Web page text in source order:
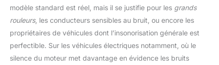
modèle standard est réel, mais il se justifie pour les grands
rouleurs, les conducteurs sensibles au bruit, ou encore les
propriétaires de véhicules dont l’insonorisation générale est
perfectible. Sur les véhicules électriques notamment, où le
silence du moteur met davantage en évidence les bruits